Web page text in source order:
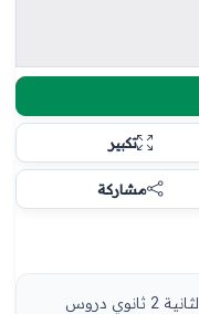
تكبير
مشاركة
مادة التكنولوجيا هندسة الطرائق للسنة الثانية 2 ثانوي دروس